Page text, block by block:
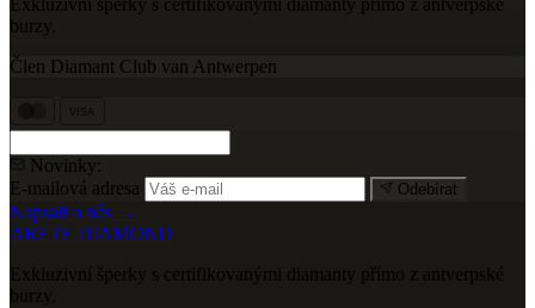
Exkluzivní šperky s certifikovanými diamanty přímo z antverpské
burzy.
Člen Diamant Club van Antwerpen
Novinky:
E-mailová adresa
Odebírat
Napsali o nás →
ARETE DIAMOND
Exkluzivní šperky s certifikovanými diamanty přímo z antverpské
burzy.